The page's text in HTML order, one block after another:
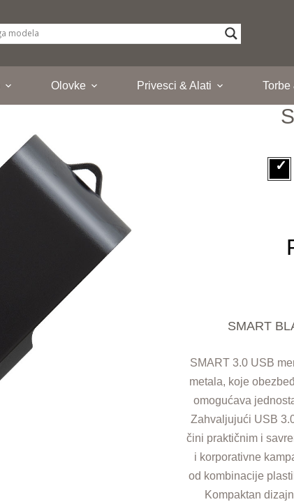
Olovke Privesci & Alati Torbe
SMART
SMART 3.0 USB
metala, koje
omogućava
Zahvaljujući USB
čini praktičnim i
i korporativne
od kombinacije
Kompaktan